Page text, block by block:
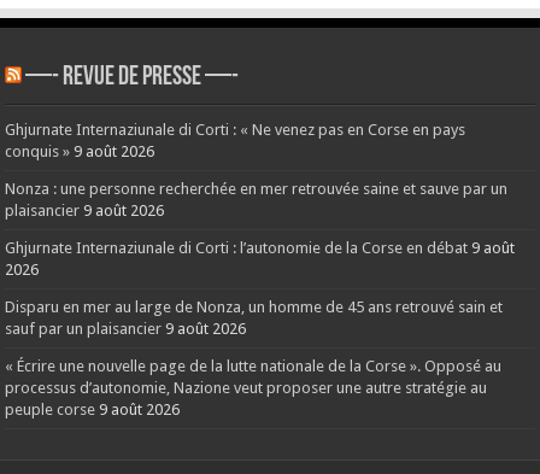
—- REVUE DE PRESSE —-
Ghjurnate Internaziunale di Corti : « Ne venez pas en Corse en pays
conquis » 9 août 2026
Nonza : une personne recherchée en mer retrouvée saine et sauve par un
plaisancier 9 août 2026
Ghjurnate Internaziunale di Corti : l’autonomie de la Corse en débat 9 août
2026
Disparu en mer au large de Nonza, un homme de 45 ans retrouvé sain et
sauf par un plaisancier 9 août 2026
« Écrire une nouvelle page de la lutte nationale de la Corse ». Opposé au
processus d’autonomie, Nazione veut proposer une autre stratégie au
peuple corse 9 août 2026